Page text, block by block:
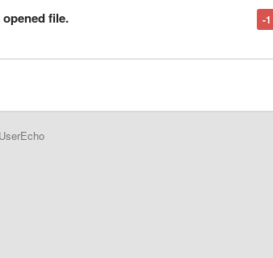
-1
file.